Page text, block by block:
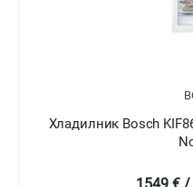
SER8 BI fridge-freezer